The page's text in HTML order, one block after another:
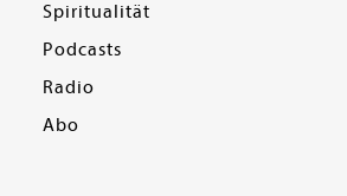
Spiritualität
Podcasts
Radio
Abo